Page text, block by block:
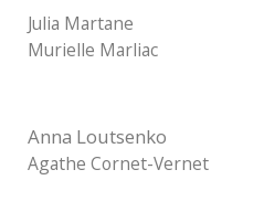
Julia Martane
Murielle Marliac
Anna Loutsenko
Agathe Cornet-Vernet